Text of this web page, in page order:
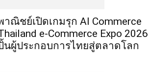
าณิชย์เปิดเกมรุก AI Commerce
e-Commerce Expo 2026
นผู้ประกอบการไทยสู่ตลาดโลก